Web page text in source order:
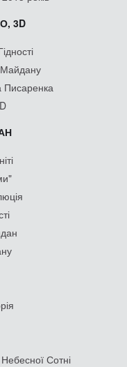
3D
Майдану
Сотні